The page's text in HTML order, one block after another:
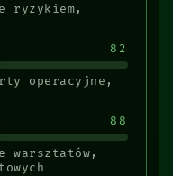
ryzykiem,
82
operacyjne,
88
warsztatów,